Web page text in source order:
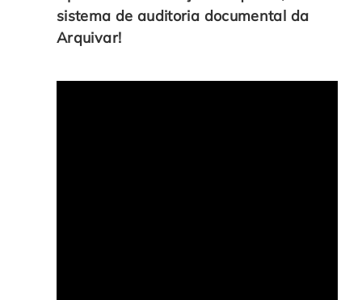
sistema de auditoria documental da
Arquivar!